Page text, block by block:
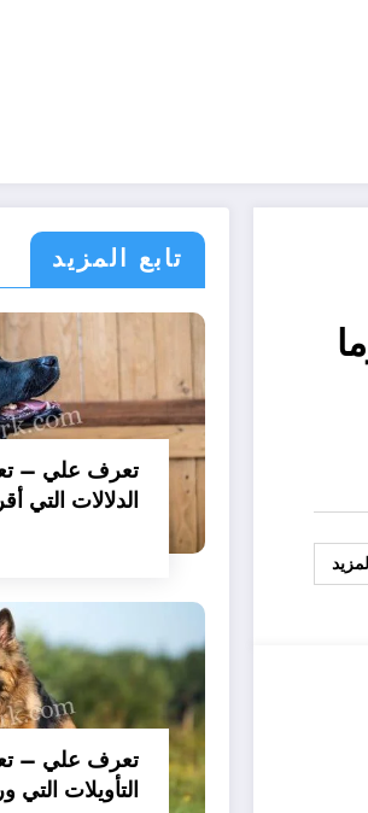
تابع المزيد
تعرف علي –
الدلالات التي
تعرف علي –
التأويلات